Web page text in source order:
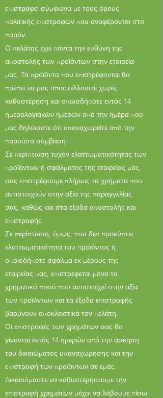
επιστραφεί σύμφωνα με τους όρους
πολιτικής επιστροφών που αναφέρονται στο
παρόν.
Ο πελάτης έχει πάντα την ευθύνη της
αποστολής των προϊόντων στην εταιρεία
μας. Τα προϊόντα που επιστρέφονται θα
πρέπει να μας αποστέλλονται χωρίς
καθυστέρηση και οπωσδήποτε εντός 14
ημερολογιακών ημερών από την ημέρα που
μας δηλώσατε ότι υπαναχωρείτε από την
παρούσα σύμβαση.
Σε περίπτωση τυχόν ελαττωματικότητας των
προϊόντων ή σφάλματος της εταιρείας μας,
σας επιστρέφουμε πλήρως τα χρήματα που
αντιστοιχούν στην αξία της παραγγελίας
σας, καθώς και στα έξοδα αποστολής και
επιστροφής.
Σε περίπτωση, όμως, που δεν προκύπτει
ελαττωματικότητα του προϊόντος ή
οποιοδήποτε σφάλμα εκ μέρους της
εταιρείας μας, επιστρέφεται μόνο το
χρηματικό ποσό που αντιστοιχεί στην αξία
των προϊόντων και τα έξοδα επιστροφής
βαρύνουν αποκλειστικά τον πελάτη.
Οι επιστροφές των χρημάτων σας θα
γίνονται εντός 14 ημερών από την άσκηση
του δικαιώματος υπαναχώρησης και την
επιστροφή των προϊόντων σε εμάς.
Δικαιούμαστε να καθυστερήσουμε την
επιστροφή χρημάτων μέχρι να λάβουμε πίσω